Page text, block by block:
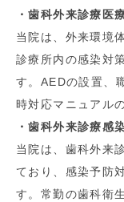
・歯科外来診療医
当院は、外来環境
診療所内の感染対
す。AEDの設置、
時対応マニュアル
・歯科外来診療感
当院は、歯科外来
ており、感染予防
す。常勤の歯科衛